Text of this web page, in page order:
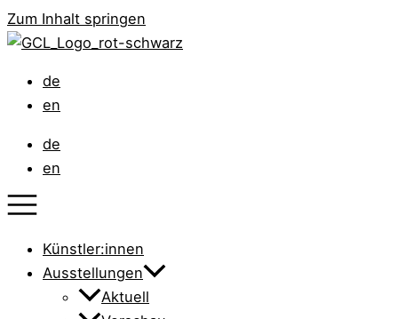
Zum Inhalt springen
de
en
de
en
Künstler:innen
Ausstellungen
Aktuell